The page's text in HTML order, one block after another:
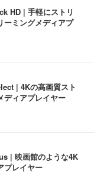
HD | 手軽にストリ
ーミングメディアプ
| 4Kの高画質スト
ディアプレイヤー
| 映画館のような4K
プレイヤー